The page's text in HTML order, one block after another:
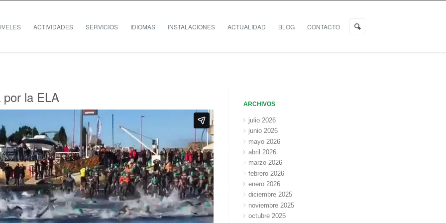
ACTIVIDADES SERVICIOS IDIOMAS INSTALACIONES ACTUALIDAD BLOG CONTACTO
la ELA ARCHIVOS
julio 2026
junio 2026
mayo 2026
abril 2026
marzo 2026
febrero 2026
enero 2026
diciembre 2025
noviembre 2025
octubre 2025